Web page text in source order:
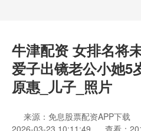
牛津配资 女排名将
爱子出镜老公小她5
原惠_儿子_照片
来源：免息股票配资APP下载